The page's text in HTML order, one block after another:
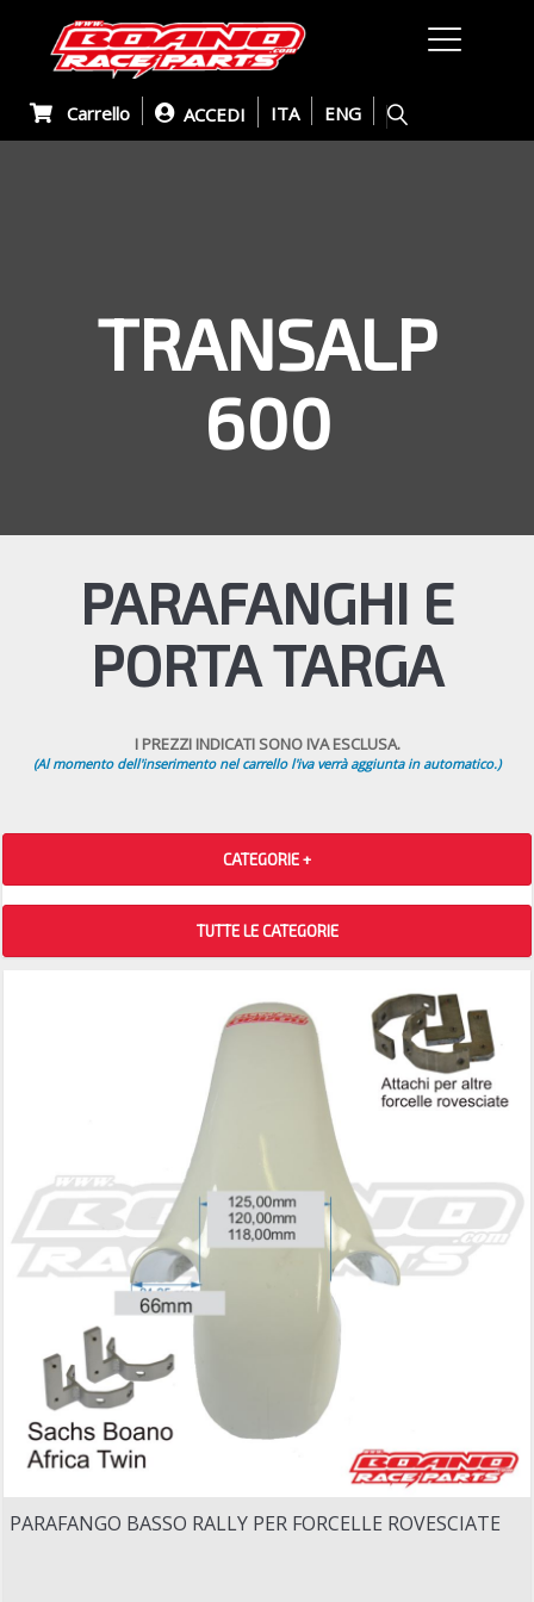
Carrello ACCEDI ITA ENG
TRANSALP
600
PARAFANGHI E
PORTA TARGA
I PREZZI INDICATI SONO IVA ESCLUSA.
(Al momento dell'inserimento nel carrello l'iva verrà aggiunta in automatico.)
CATEGORIE +
TUTTE LE CATEGORIE
PARAFANGO BASSO RALLY PER FORCELLE ROVESCIATE